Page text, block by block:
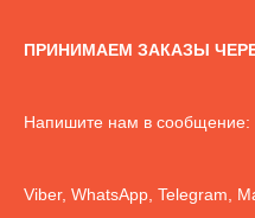
ПРИНИМАЕМ ЗАКАЗЫ
Напишите нам в сообщение:
Viber, WhatsApp, Telegram,